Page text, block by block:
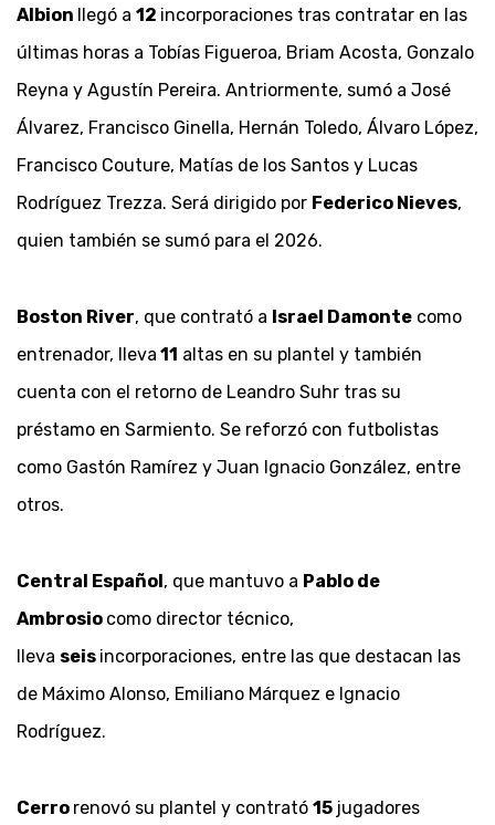
Albion llegó a 12 incorporaciones tras contratar en las
últimas horas a Tobías Figueroa, Briam Acosta, Gonzalo
Reyna y Agustín Pereira. Antriormente, sumó a José
Álvarez, Francisco Ginella, Hernán Toledo, Álvaro López,
Francisco Couture, Matías de los Santos y Lucas
Rodríguez Trezza. Será dirigido por Federico Nieves,
quien también se sumó para el 2026.
Boston River, que contrató a Israel Damonte como
entrenador, lleva 11 altas en su plantel y también
cuenta con el retorno de Leandro Suhr tras su
préstamo en Sarmiento. Se reforzó con futbolistas
como Gastón Ramírez y Juan Ignacio González, entre
otros.
Central Español, que mantuvo a Pablo de
Ambrosio como director técnico,
lleva seis incorporaciones, entre las que destacan las
de Máximo Alonso, Emiliano Márquez e Ignacio
Rodríguez.
Cerro renovó su plantel y contrató 15 jugadores